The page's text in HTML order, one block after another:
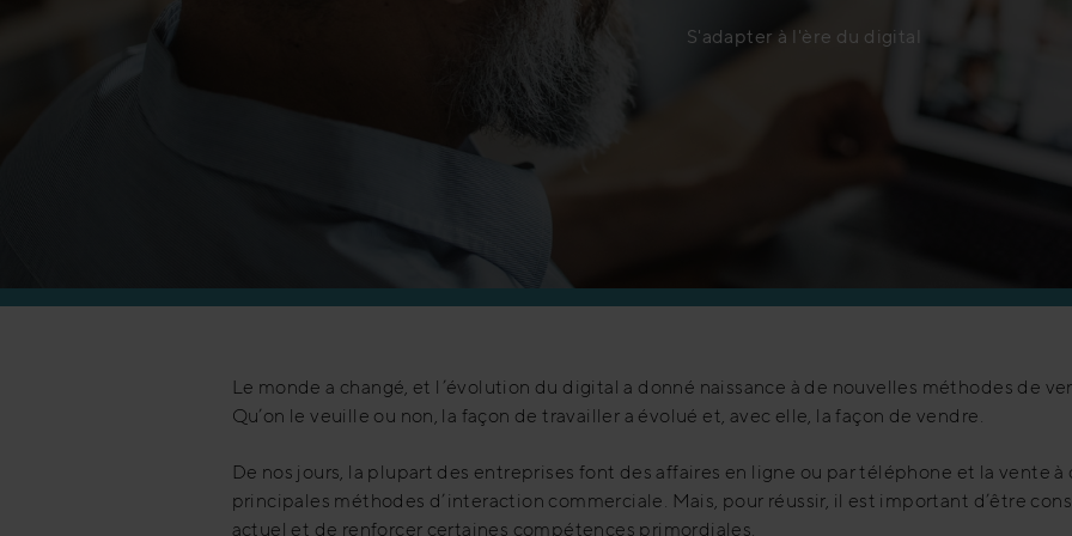
S'adapter à l'ère du digital
Le monde a changé, et l’évolution du digital a donné naissance à de nouvelles méthodes de
Qu’on le veuille ou non, la façon de travailler a évolué et, avec elle, la façon de vendre.
De nos jours, la plupart des entreprises font des affaires en ligne ou par téléphone et la vente
principales méthodes d’interaction commerciale. Mais, pour réussir, il est important d’être
actuel et de renforcer certaines compétences primordiales.